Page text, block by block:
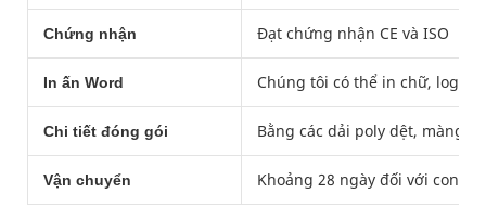
Chứng nhận Đạt chứng nhận CE và ISO
In ấn Word Chúng tôi có thể in chữ, logo
Chi tiết đóng gói Bằng các dải poly dệt, màng
Vận chuyển Khoảng 28 ngày đối với